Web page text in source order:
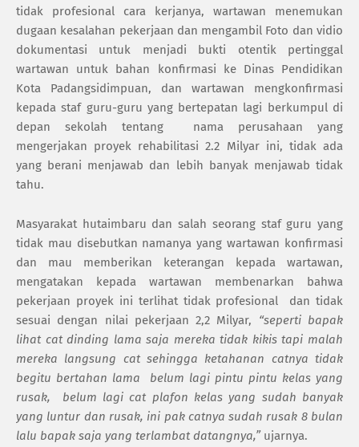
tidak profesional cara kerjanya, wartawan menemukan
dugaan kesalahan pekerjaan dan mengambil Foto dan vidio
dokumentasi untuk menjadi bukti otentik pertinggal
wartawan untuk bahan konfirmasi ke Dinas Pendidikan
Kota Padangsidimpuan, dan wartawan mengkonfirmasi
kepada staf guru-guru yang bertepatan lagi berkumpul di
depan sekolah tentang
nama perusahaan yang
mengerjakan proyek rehabilitasi 2.2 Milyar ini, tidak ada
yang berani menjawab dan lebih banyak menjawab tidak
tahu.
Masyarakat hutaimbaru dan salah seorang staf guru yang
tidak mau disebutkan namanya yang wartawan konfirmasi
dan mau memberikan keterangan kepada wartawan,
mengatakan kepada wartawan membenarkan bahwa
pekerjaan proyek ini terlihat tidak profesional
dan tidak
sesuai dengan nilai pekerjaan 2,2 Milyar, “seperti bapak
lihat cat dinding lama saja mereka tidak kikis tapi malah
mereka langsung cat sehingga ketahanan catnya tidak
begitu bertahan lama
belum lagi pintu pintu kelas yang
rusak,
belum lagi cat plafon kelas yang sudah banyak
yang luntur dan rusak, ini pak catnya sudah rusak 8 bulan
lalu bapak saja yang terlambat datangnya,” ujarnya.